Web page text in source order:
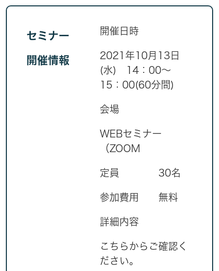
セミナー
開催情報
開催日時
2021年10月13日
(水) 14：00～
15：00(60分間)
会場
WEBセミナー
（ZOOM
定員 30名
参加費用 無料
詳細内容
こちらからご確認く
ださい。